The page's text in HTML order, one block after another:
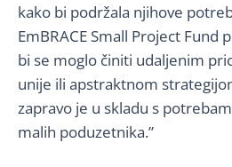
kako bi podržala njihove
EmBRACE Small Project Fund
bi se moglo činiti udaljenim
unije ili apstraktnom
zapravo je u skladu s
malih poduzetnika.”